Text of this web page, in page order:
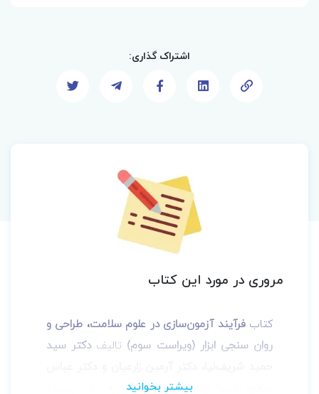
اشتراک گذاری:
مروری در مورد این کتاب
کتابفرآیند آزمون‌سازی در علوم سلامت، طراحی و
روان سنجی ابزار (ویراست سوم) تالیفدﮐﺘﺮ ﺳﯿﺪ
توسط انتشاراتجامعه‌نگر